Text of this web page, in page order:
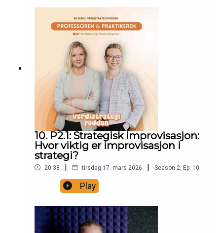
10. P2.1: Strategisk improvisasjon:
Hvor viktig er improvisasjon i
strategi?
20:38 | tirsdag 17. mars 2026 | Season 2, Ep. 10
Play